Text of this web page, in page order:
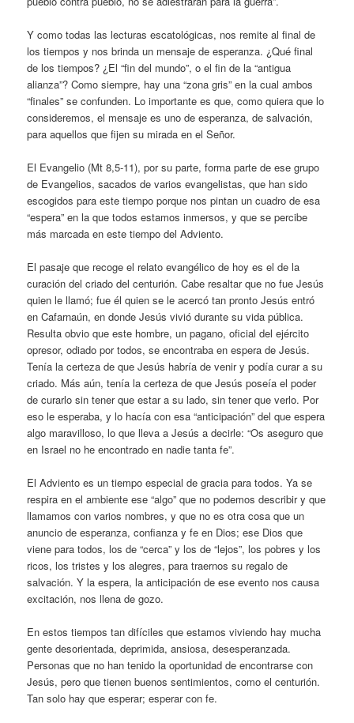
Y como todas las lecturas escatológicas, nos remite al final de
los tiempos y nos brinda un mensaje de esperanza. ¿Qué final
de los tiempos? ¿El “fin del mundo”, o el fin de la “antigua
alianza”? Como siempre, hay una “zona gris” en la cual ambos
“finales” se confunden. Lo importante es que, como quiera que lo
consideremos, el mensaje es uno de esperanza, de salvación,
para aquellos que fijen su mirada en el Señor.
El Evangelio (Mt 8,5-11), por su parte, forma parte de ese grupo
de Evangelios, sacados de varios evangelistas, que han sido
escogidos para este tiempo porque nos pintan un cuadro de esa
“espera” en la que todos estamos inmersos, y que se percibe
más marcada en este tiempo del Adviento.
El pasaje que recoge el relato evangélico de hoy es el de la
curación del criado del centurión. Cabe resaltar que no fue Jesús
quien le llamó; fue él quien se le acercó tan pronto Jesús entró
en Cafarnaún, en donde Jesús vivió durante su vida pública.
Resulta obvio que este hombre, un pagano, oficial del ejército
opresor, odiado por todos, se encontraba en espera de Jesús.
Tenía la certeza de que Jesús habría de venir y podía curar a su
criado. Más aún, tenía la certeza de que Jesús poseía el poder
de curarlo sin tener que estar a su lado, sin tener que verlo. Por
eso le esperaba, y lo hacía con esa “anticipación” del que espera
algo maravilloso, lo que lleva a Jesús a decirle: “Os aseguro que
en Israel no he encontrado en nadie tanta fe”.
El Adviento es un tiempo especial de gracia para todos. Ya se
respira en el ambiente ese “algo” que no podemos describir y que
llamamos con varios nombres, y que no es otra cosa que un
anuncio de esperanza, confianza y fe en Dios; ese Dios que
viene para todos, los de “cerca” y los de “lejos”, los pobres y los
ricos, los tristes y los alegres, para traernos su regalo de
salvación. Y la espera, la anticipación de ese evento nos causa
excitación, nos llena de gozo.
En estos tiempos tan difíciles que estamos viviendo hay mucha
gente desorientada, deprimida, ansiosa, desesperanzada.
Personas que no han tenido la oportunidad de encontrarse con
Jesús, pero que tienen buenos sentimientos, como el centurión.
Tan solo hay que esperar; esperar con fe.